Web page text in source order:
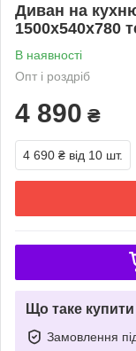
Диван на
1500x540x780
В наявності
Опт і роздріб
4 890 ₴
4 690 ₴ від 10 шт.
Що таке
Замовлення